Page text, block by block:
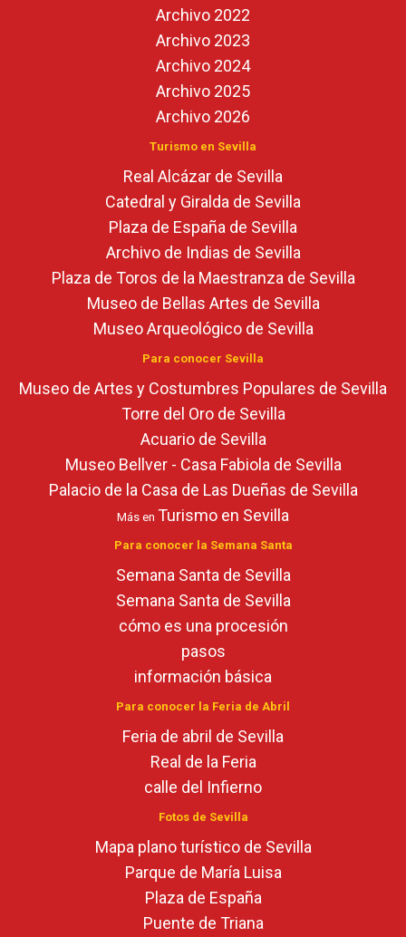
Archivo 2022
Archivo 2023
Archivo 2024
Archivo 2025
Archivo 2026
Turismo en Sevilla
Real Alcázar de Sevilla
Catedral y Giralda de Sevilla
Plaza de España de Sevilla
Archivo de Indias de Sevilla
Plaza de Toros de la Maestranza de Sevilla
Museo de Bellas Artes de Sevilla
Museo Arqueológico de Sevilla
Para conocer Sevilla
Museo de Artes y Costumbres Populares de Sevilla
Torre del Oro de Sevilla
Acuario de Sevilla
Museo Bellver - Casa Fabiola de Sevilla
Palacio de la Casa de Las Dueñas de Sevilla
Más en Turismo en Sevilla
Para conocer la Semana Santa
Semana Santa de Sevilla
Semana Santa de Sevilla
cómo es una procesión
pasos
información básica
Para conocer la Feria de Abril
Feria de abril de Sevilla
Real de la Feria
calle del Infierno
Fotos de Sevilla
Mapa plano turístico de Sevilla
Parque de María Luisa
Plaza de España
Puente de Triana